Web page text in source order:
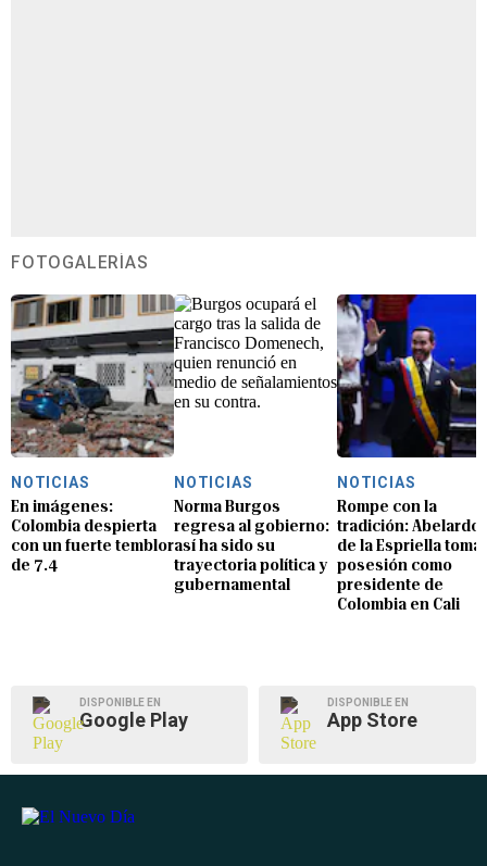
FOTOGALERÍAS
NOTICIAS
En imágenes:
Colombia despierta
con un fuerte temblor
de 7.4
NOTICIAS
Norma Burgos
regresa al gobierno:
así ha sido su
trayectoria política y
gubernamental
NOTICIAS
Rompe con la
tradición: Abelardo
de la Espriella toma
posesión como
presidente de
Colombia en Cali
DISPONIBLE EN
Google Play
DISPONIBLE EN
App Store